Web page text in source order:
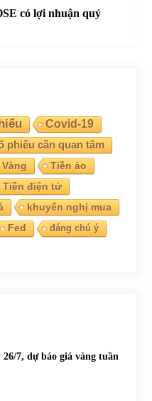
có lợi nhuận quý
Covid-19
phiếu cần quan tâm
Vàng
Tiền ảo
Tiền điện tử
khuyến nghị mua
Fed
đáng chú ý
7, dự báo giá vàng tuần